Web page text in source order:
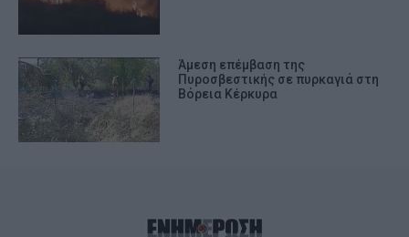
Άμεση επέμβαση της
Πυροσβεστικής σε πυρκαγιά στη
Βόρεια Κέρκυρα